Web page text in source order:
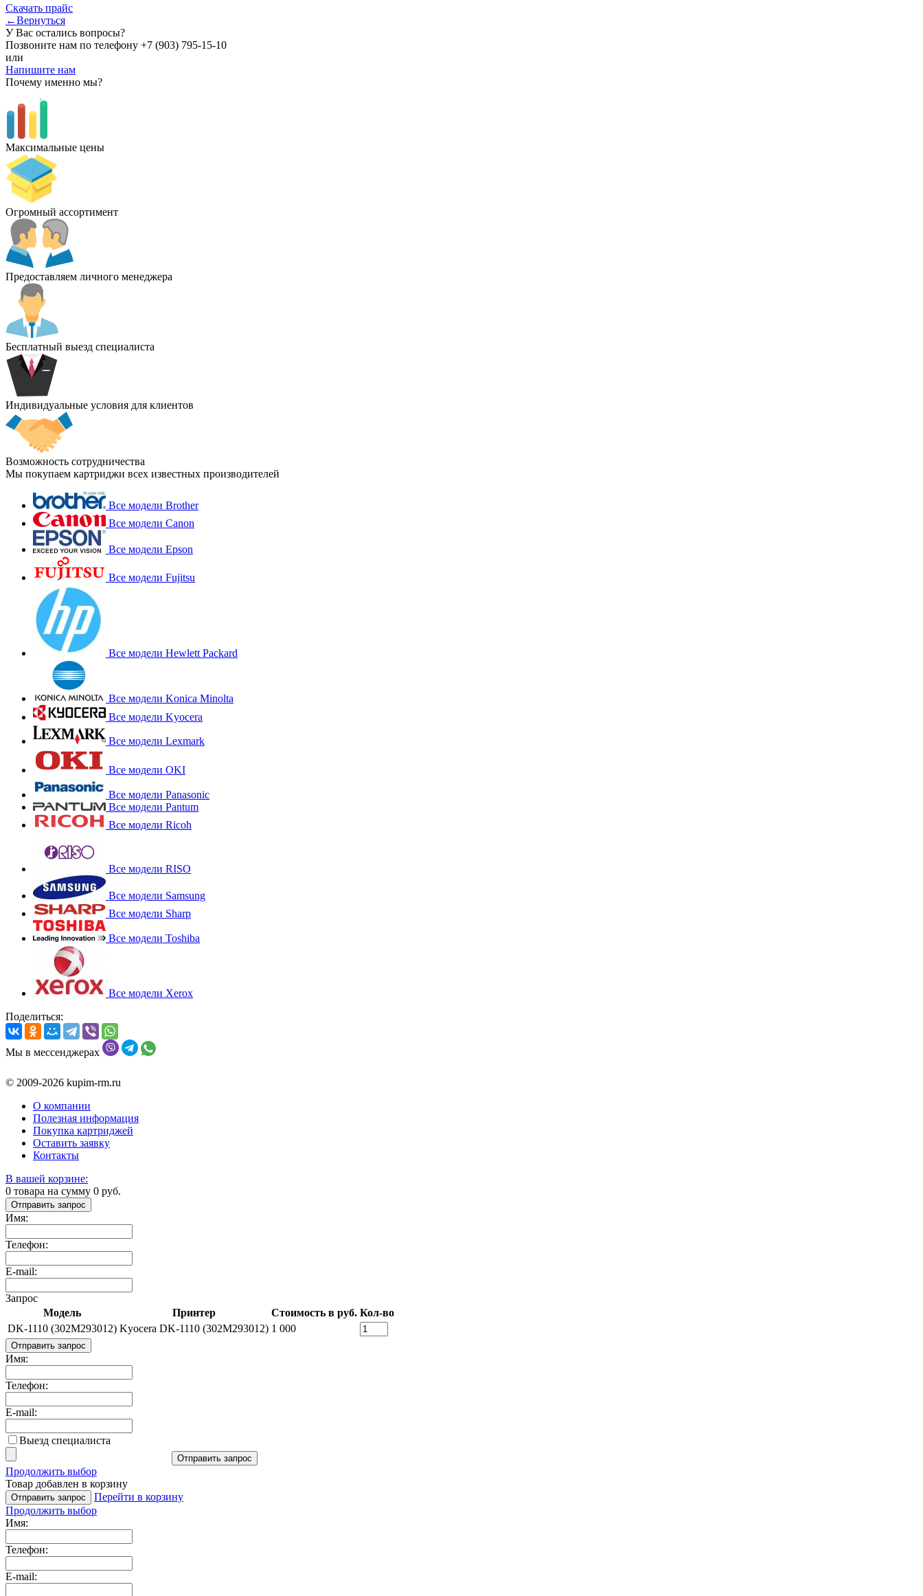
Скачать прайс
←Вернуться
У Вас остались вопросы?
Позвоните нам по телефону +7 (903) 795-15-10
или
Напишите нам
Почему именно мы?
Максимальные цены
Огромный ассортимент
Предоставляем личного менеджера
Бесплатный выезд специалиста
Индивидуальные условия для клиентов
Возможность сотрудничества
Мы покупаем картриджи всех известных производителей
Все модели Brother
Все модели Canon
Все модели Epson
Все модели Fujitsu
Все модели Hewlett Packard
Все модели Konica Minolta
Все модели Kyocera
Все модели Lexmark
Все модели OKI
Все модели Panasonic
Все модели Pantum
Все модели Ricoh
Все модели RISO
Все модели Samsung
Все модели Sharp
Все модели Toshiba
Все модели Xerox
Поделиться:
Мы в мессенджерах
© 2009-2026 kupim-rm.ru
О компании
Полезная информация
Покупка картриджей
Оставить заявку
Контакты
В вашей корзине:
0 товара на сумму 0 руб.
Отправить запрос
Имя:
Телефон:
E-mail:
Запрос
Модель
Принтер Стоимость в руб. Кол-во
DK-1110 (302M293012) Kyocera DK-1110 (302M293012) 1 000
Отправить запрос
Имя:
Телефон:
E-mail:
Выезд специалиста
Отправить запрос
Продолжить выбор
Товар добавлен в корзину
Отправить запрос
Перейти в корзину
Продолжить выбор
Имя:
Телефон:
E-mail: